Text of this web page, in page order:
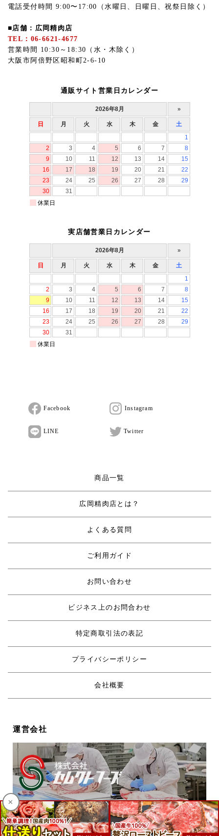
×
電話受付時間 9:00〜17:00（水曜日、日曜日、祝祭日除く）
■店舗：広岡精肉店
TEL：06-6621-4677
営業時間 10:30～18:30（水・木除く）
大阪市阿倍野区昭和町2-6-10
通販サイト営業日カレンダー
実店舗営業日カレンダー
Facebook Instagram
LINE Twitter
商品一覧
広岡精肉店とは？
よくある質問
ご利用ガイド
お問い合わせ
ビジネス上のお問合わせ
特定商取引法の表記
プライバシーポリシー
会社概要
運営会社